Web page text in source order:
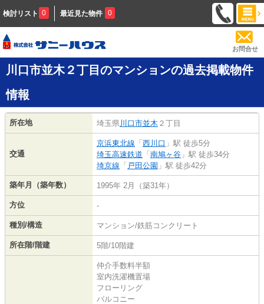
検討リスト 0 最近見た物件 0
お問合せ
川口市並木２丁目のマンションの過去掲載物件
情報
所在地 埼玉県 川口市並木 ２丁目
交通
京浜東北線 「 西川口 」駅 徒歩5分
埼玉高速鉄道 「 南鳩ヶ谷 」駅 徒歩34分
埼京線 「 戸田公園 」駅 徒歩42分
築年月（築年数） 1995年 2月（築31年）
方位 -
種別/構造 マンション/鉄筋コンクリート
所在階/階建 5階/10階建
仲介手数料半額
室内洗濯機置場
フローリング
バルコニー